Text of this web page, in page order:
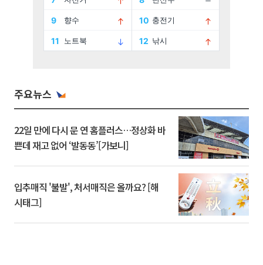
주요뉴스
22일 만에 다시 문 연 홈플러스…정상화 바
쁜데 재고 없어 ‘발동동’[가보니]
입추매직 '불발', 처서매직은 올까요? [해
시태그]